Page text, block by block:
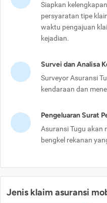
Siapkan
persyaratan tipe
waktu pengajuan
kejadian.
Survei dan Analisa
Surveyor Asuransi
kendaraan dan
Pengeluaran Surat
Asuransi Tugu akan
bengkel rekanan
Jenis klaim asuransi